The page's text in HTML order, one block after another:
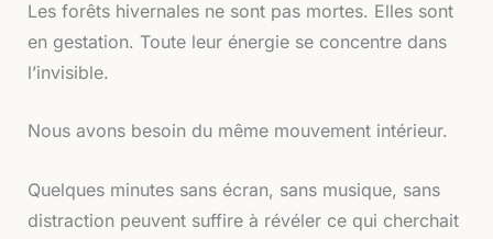
Les forêts hivernales ne sont pas mortes. Elles sont
en gestation. Toute leur énergie se concentre dans
l’invisible.
Nous avons besoin du même mouvement intérieur.
Quelques minutes sans écran, sans musique, sans
distraction peuvent suffire à révéler ce qui cherchait